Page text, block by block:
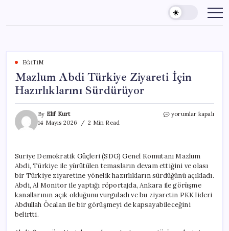
content
EĞITIM
Mazlum Abdi Türkiye Ziyareti İçin
Hazırlıklarını Sürdürüyor
By Elif Kurt
14 Mayıs 2026
2 Min Read
Mazlum
Hazırlıklarını
Sürdürüyor
için
yorumlar kapalı
Suriye Demokratik Güçleri (SDG) Genel Komutanı Mazlum
Abdi, Türkiye ile yürütülen temasların devam ettiğini ve olası
bir Türkiye ziyaretine yönelik hazırlıkların sürdüğünü açıkladı.
Abdi, Al Monitor ile yaptığı röportajda, Ankara ile görüşme
kanallarının açık olduğunu vurguladı ve bu ziyaretin PKK lideri
Abdullah Öcalan ile bir görüşmeyi de kapsayabileceğini
belirtti.